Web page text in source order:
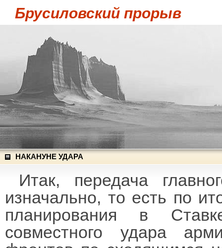
Брусиловский прорыв
НАКАНУНЕ УДАРА
Итак, передача
изначально, то есть по
планирования в
совместного удара